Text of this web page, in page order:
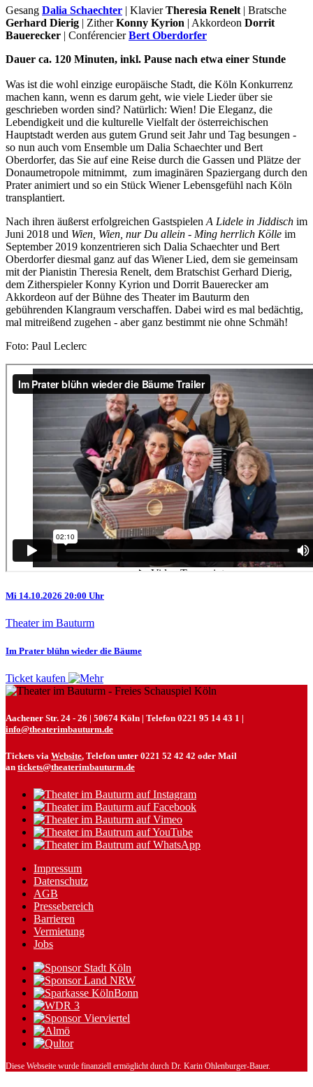
Gesang Dalia Schaechter | KlavierTheresia Renelt | Bratsche
Gerhard Dierig | ZitherKonny Kyrion | Akkordeon Dorrit
Bauerecker | ConférencierBert Oberdorfer
Dauer ca. 120 Minuten, inkl. Pause nach etwa einer Stunde
Was ist die wohl einzige europäische Stadt, die Köln Konkurrenz
machen kann, wenn es darum geht, wie viele Lieder über sie
geschrieben worden sind? Natürlich: Wien! Die Eleganz, die
Lebendigkeit und die kulturelle Vielfalt der österreichischen
Hauptstadt werden aus gutem Grund seit Jahr und Tag besungen -
so nun auch vom Ensemble um Dalia Schaechter und Bert
Oberdorfer, das Sie auf eine Reise durch die Gassen und Plätze der
Donaumetropole mitnimmt, zum imaginären Spaziergang durch den
Prater animiert und so ein Stück Wiener Lebensgefühl nach Köln
transplantiert.
Nach ihren äußerst erfolgreichen Gastspielen A Lidele in Jiddisch im
Juni 2018 und Wien, Wien, nur Du allein - Ming herrlich Kölle im
September 2019 konzentrieren sich Dalia Schaechter und Bert
Oberdorfer diesmal ganz auf das Wiener Lied, dem sie gemeinsam
mit der Pianistin Theresia Renelt, dem Bratschist Gerhard Dierig,
dem Zitherspieler Konny Kyrion und Dorrit Bauerecker am
Akkordeon auf der Bühne des Theater im Bauturm den
gebührenden Klangraum verschaffen. Dabei wird es mal bedächtig,
mal mitreißend zugehen - aber ganz bestimmt nie ohne Schmäh!
Foto: Paul Leclerc
Mi 14.10.2026 20:00 Uhr
Theater im Bauturm
Im Prater blühn wieder die Bäume
Ticket kaufen
Aachener Str. 24 - 26 | 50674 Köln | Telefon 0221 95 14 43 1 |
info@theaterimbauturm.de
Tickets via Website, Telefon unter 0221 52 42 42 oder Mail
an tickets@theaterimbauturm.de
Impressum
Datenschutz
AGB
Pressebereich
Barrieren
Vermietung
Jobs
Diese Webseite wurde finanziell ermöglicht durch Dr. Karin Ohlenburger-Bauer.